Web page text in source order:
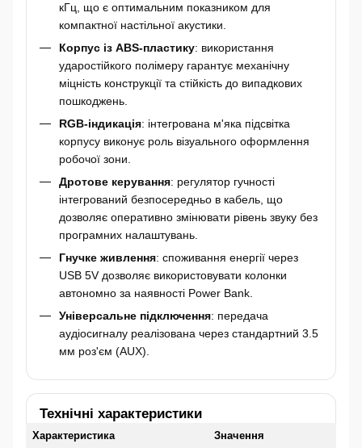
кГц, що є оптимальним показником для
компактної настільної акустики.
Корпус із ABS-пластику: використання
ударостійкого полімеру гарантує механічну
міцність конструкції та стійкість до випадкових
пошкоджень.
RGB-індикація: інтегрована м'яка підсвітка
корпусу виконує роль візуального оформлення
робочої зони.
Дротове керування: регулятор гучності
інтегрований безпосередньо в кабель, що
дозволяє оперативно змінювати рівень звуку без
програмних налаштувань.
Гнучке живлення: споживання енергії через
USB 5V дозволяє використовувати колонки
автономно за наявності Power Bank.
Універсальне підключення: передача
аудіосигналу реалізована через стандартний 3.5
мм роз'єм (AUX).
Технічні характеристики
Характеристика Значення